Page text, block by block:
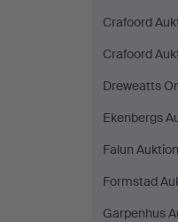
Crafoord
Crafoord
Dreweatts
Ekenbergs
Falun
Formstad
Garpenhus